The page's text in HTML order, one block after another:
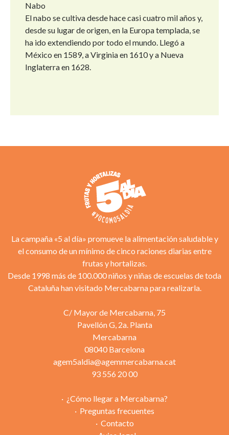
Nabo
El nabo se cultiva desde hace casi cuatro mil años y,
desde su lugar de origen, en la Europa templada, se
ha ido extendiendo por todo el mundo. Llegó a
México en 1589, a Virginia en 1610 y a Nueva
Inglaterra en 1628.
La campaña «5 al día» promueve la alimentación saludable y
el consumo de un mínimo de cinco raciones diarias entre
frutas y hortalizas.
Desde 1998 más de 100.000 niños y niñas de escuelas de toda
Cataluña han visitado Mercabarna para realizarla.
C/ Mayor de Mercabarna, 75
Pavellón G, 2a. Planta
Mercabarna
08040 Barcelona
agem5aldia@agemmercabarna.cat
93 556 20 00
¿Cómo llegar a Mercabarna?
Preguntas frecuentes
Contacto